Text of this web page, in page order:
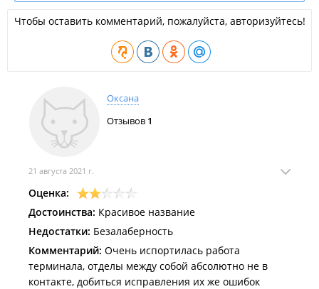
Чтобы оставить комментарий, пожалуйста, авторизуйтесь!
Оксана
Отзывов 1
21 августа 2021 г.
Оценка:
Достоинства: Красивое название
Недостатки: Безалаберность
Комментарий: Очень испортилась работа
терминала, отделы между собой абсолютно не в
контакте, добиться исправления их же ошибок